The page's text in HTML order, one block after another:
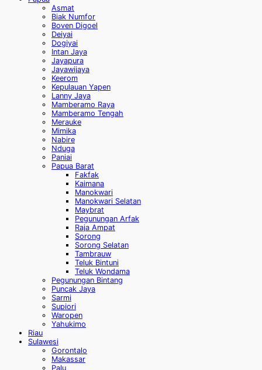
Asmat
Biak Numfor
Boven Digoel
Deiyai
Dogiyai
Intan Jaya
Jayapura
Jayawijaya
Keerom
Kepulauan Yapen
Lanny Jaya
Mamberamo Raya
Mamberamo Tengah
Merauke
Mimika
Nabire
Nduga
Paniai
Papua Barat
Fakfak
Kaimana
Manokwari
Manokwari Selatan
Maybrat
Pegunungan Arfak
Raja Ampat
Sorong
Sorong Selatan
Tambrauw
Teluk Bintuni
Teluk Wondama
Pegunungan Bintang
Puncak Jaya
Sarmi
Supiori
Waropen
Yahukimo
Riau
Sulawesi
Gorontalo
Makassar
Palu